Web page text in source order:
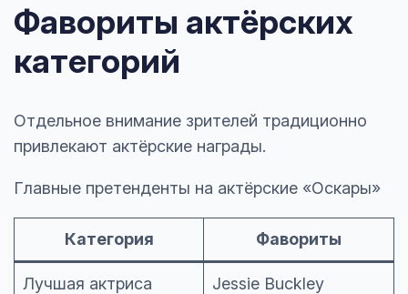
Фавориты актёрских
категорий
Отдельное внимание зрителей традиционно
привлекают актёрские награды.
Главные претенденты на актёрские «Оскары»
Категория Фавориты
Лучшая актриса Jessie Buckley